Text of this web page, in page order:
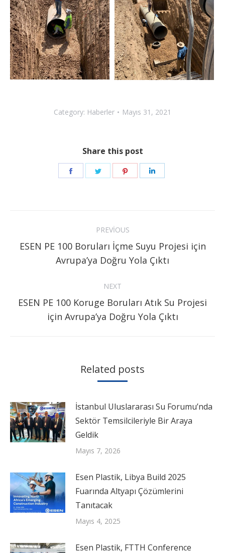
Category: Haberler Mayıs 31, 2021
Share this post
Share
Share
Share
PREVIOUS
Previous
post:
ESEN PE 100 Boruları İçme Suyu Projesi için
Avrupa’ya Doğru Yola Çıktı
NEXT
Next
post:
ESEN PE 100 Koruge Boruları Atık Su Projesi
için Avrupa’ya Doğru Yola Çıktı
Related posts
İstanbul Uluslararası Su Forumu’nda
Sektör Temsilcileriyle Bir Araya
Geldik
Mayıs 7, 2026
Esen Plastik, Libya Build 2025
Fuarında Altyapı Çözümlerini
Tanıtacak
Mayıs 4, 2025
Esen Plastik, FTTH Conference